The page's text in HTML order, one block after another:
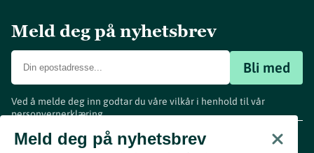
Meld deg på nyhetsbrev
Bli med
Ved å melde deg inn godtar du våre vilkår i henhold til vår
personvernerklæring.
Meld deg på nyhetsbrev
www.visitvestfold.com